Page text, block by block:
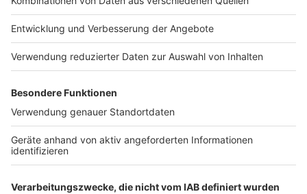
Jobs
Presse
Werben
Archiv
ANTENNE BAYERN GROUP
Stiftung ANTENNE BAYERN
hilft
Studio-Hotline
Verkehrs-Hotline